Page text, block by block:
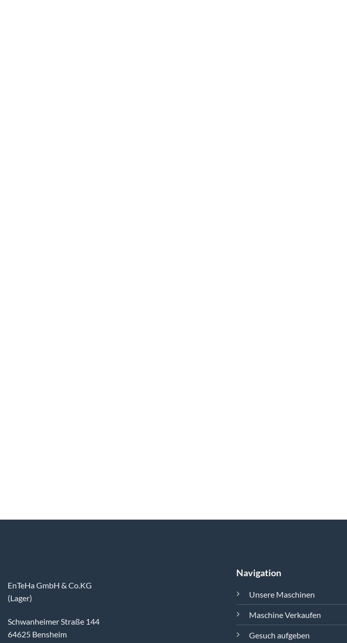
EnTeHa GmbH & Co.KG
(Lager)
Schwanheimer Straße 144
64625 Bensheim
Navigation
Unsere Maschinen
Maschine Verkaufen
Gesuch aufgeben